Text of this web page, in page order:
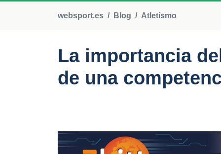
websport.es Blog Atletismo
La importancia
de una